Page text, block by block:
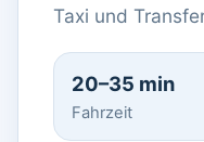
Taxi und
20–35 min
Fahrzeit